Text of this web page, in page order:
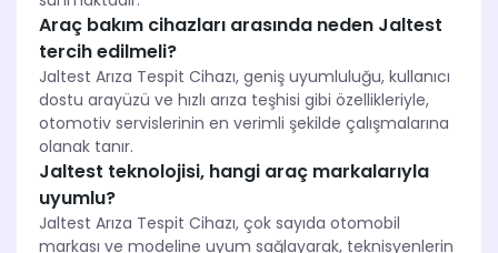
Araç bakım cihazları arasında neden Jaltest
tercih edilmeli?
Jaltest Arıza Tespit Cihazı, geniş uyumluluğu, kullanıcı
dostu arayüzü ve hızlı arıza teşhisi gibi özellikleriyle,
otomotiv servislerinin en verimli şekilde çalışmalarına
olanak tanır.
Jaltest teknolojisi, hangi araç markalarıyla
uyumlu?
Jaltest Arıza Tespit Cihazı, çok sayıda otomobil
markası ve modeline uyum sağlayarak, teknisyenlerin